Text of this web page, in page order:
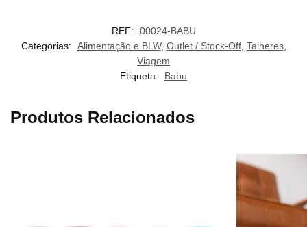
REF:
00024-BABU
Categorias:
Alimentação e BLW, Outlet / Stock-Off, Talheres,
Viagem
Etiqueta:
Babu
Produtos Relacionados